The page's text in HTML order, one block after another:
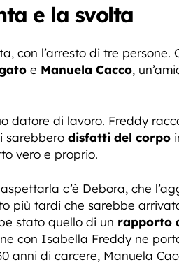
e la svolta
con l’arresto di tre persone.
e Manuela Cacco,
datore di lavoro. Freddy
sarebbero disfatti del corpo
vero e proprio.
c’è Debora, che
più tardi che sarebbe
stato quello di un rapporto
con Isabella Freddy ne
anni di carcere, Manuela